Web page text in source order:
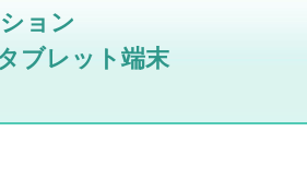
ョン
ブレット端末